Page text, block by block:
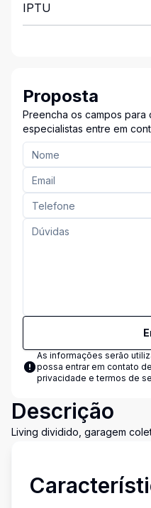
IPTU
Proposta
Preencha os campos para
especialistas entre em
As informações serão
possa entrar em contato
privacidade e termos de
Descrição
Living dividido, garagem